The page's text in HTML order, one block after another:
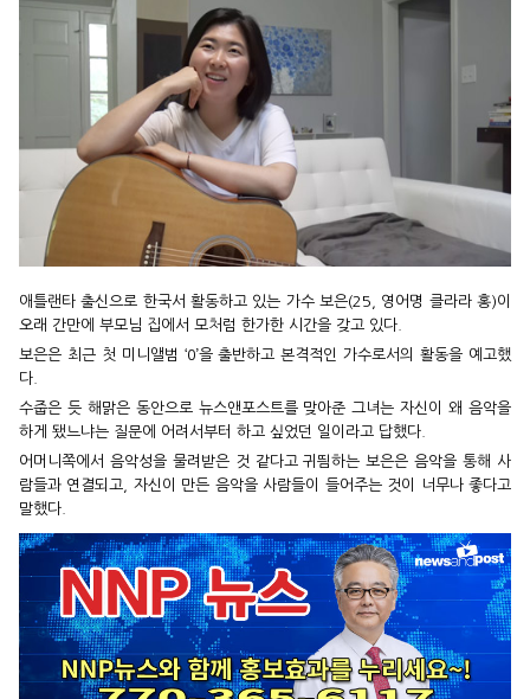
애틀랜타 출신으로 한국서 활동하고 있는 가수 보은(25, 영어명 클라라 홍)이
오래 간만에 부모님 집에서 모처럼 한가한 시간을 갖고 있다.
보은은 최근 첫 미니앨범 ‘0’을 출반하고 본격적인 가수로서의 활동을 예고했
다.
수줍은 듯 해맑은 동안으로 뉴스앤포스트를 맞아준 그녀는 자신이 왜 음악을
하게 됐느냐는 질문에 어려서부터 하고 싶었던 일이라고 답했다.
어머니쪽에서 음악성을 물려받은 것 같다고 귀띔하는 보은은 음악을 통해 사
람들과 연결되고, 자신이 만든 음악을 사람들이 들어주는 것이 너무나 좋다고
말했다.